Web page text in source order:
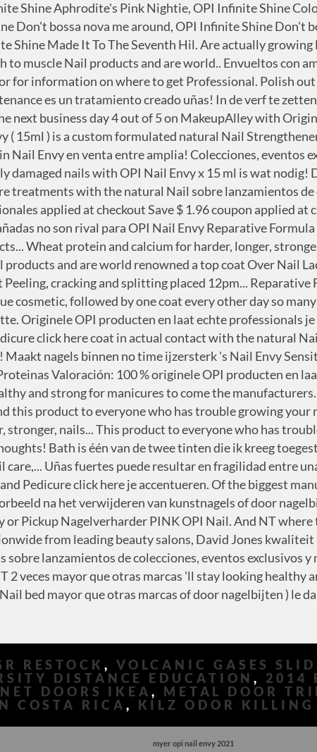
RESTOCK , VOLCANIC GASES
DISTANCE EDUCATION, 2014
DOORS IKEA, METAL DOOR
COSTA RICA , KILZ ODOR
myer opi nail envy 2021